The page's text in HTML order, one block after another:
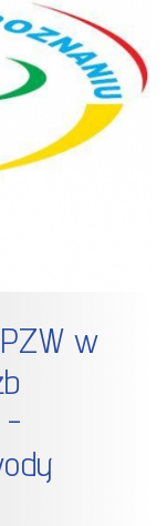
w
-